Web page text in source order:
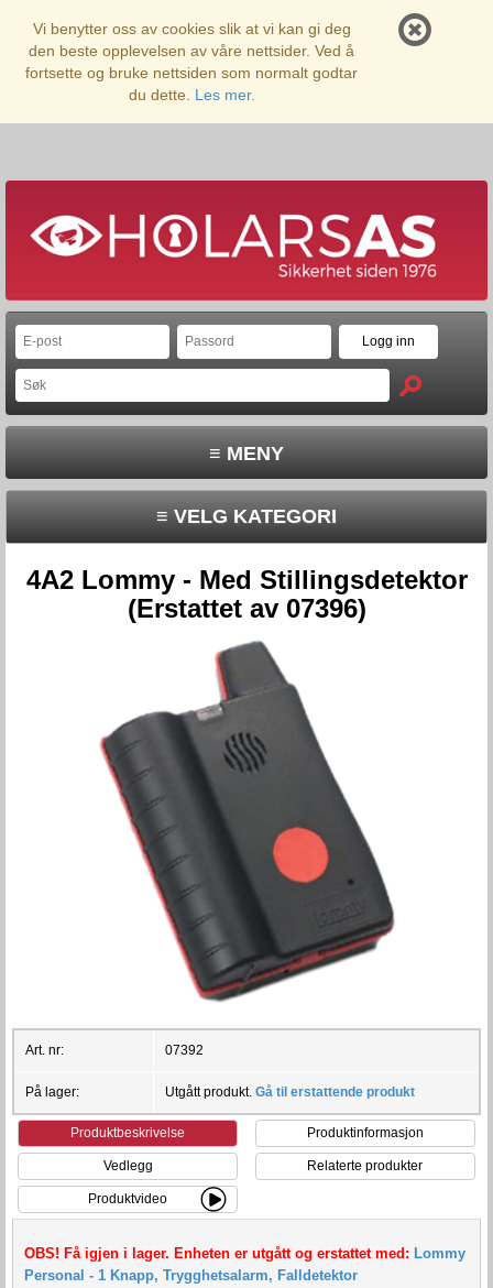
Vi benytter oss av cookies slik at vi kan gi deg
den beste opplevelsen av våre nettsider. Ved å
fortsette og bruke nettsiden som normalt godtar
du dette. Les mer.
≡ MENY
≡ VELG KATEGORI
4A2 Lommy - Med Stillingsdetektor
(Erstattet av 07396)
Art. nr: 07392
På lager: Utgått produkt. Gå til erstattende produkt
Produktbeskrivelse Produktinformasjon
Vedlegg Relaterte produkter
Produktvideo
OBS! Få igjen i lager. Enheten er utgått og erstattet med: Lommy
Personal - 1 Knapp, Trygghetsalarm, Falldetektor